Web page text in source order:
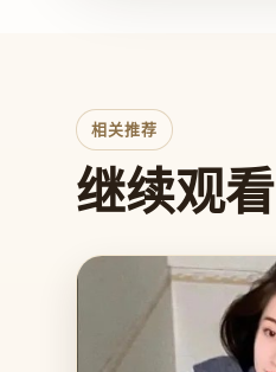
相关推荐
继续观看